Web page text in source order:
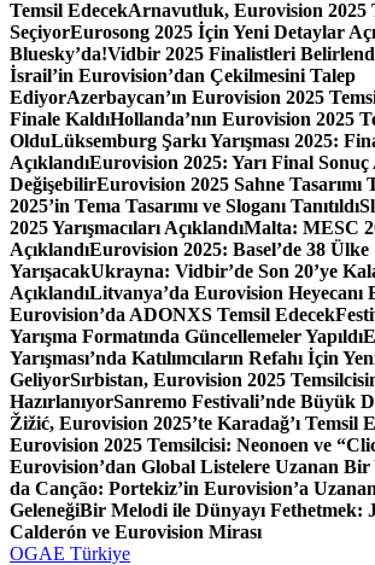
Temsil EdecekArnavutluk, Eurovision 2025
SeçiyorEurosong 2025 İçin Yeni Detaylar
Bluesky’da!Vidbir 2025 Finalistleri
İsrail’in Eurovision’dan Çekilmesini Talep
EdiyorAzerbaycan’ın Eurovision 2025
Finale KaldıHollanda’nın Eurovision 2025
OlduLüksemburg Şarkı Yarışması 2025:
AçıklandıEurovision 2025: Yarı Final Sonuç
DeğişebilirEurovision 2025 Sahne Tasarımı
2025’in Tema Tasarımı ve Sloganı Tanıtıldı
2025 Yarışmacıları AçıklandıMalta: MESC
AçıklandıEurovision 2025: Basel’de 38 Ülke
YarışacakUkrayna: Vidbir’de Son 20’ye
AçıklandıLitvanya’da Eurovision Heyecanı
Eurovision’da ADONXS Temsil Edecek
Yarışma Formatında Güncellemeler Yapıldı
Yarışması’nda Katılımcıların Refahı İçin
GeliyorSırbistan, Eurovision 2025
HazırlanıyorSanremo Festivali’nde Büyük
Žižić, Eurovision 2025’te Karadağ’ı Temsil
Eurovision 2025 Temsilcisi: Neonoen ve
Eurovision’dan Global Listelere Uzanan
da Canção: Portekiz’in Eurovision’a
GeleneğiBir Melodi ile Dünyayı Fethetmek:
Calderón ve Eurovision Mirası
OGAE Türkiye